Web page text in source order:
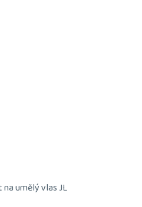
umělý vlas JL